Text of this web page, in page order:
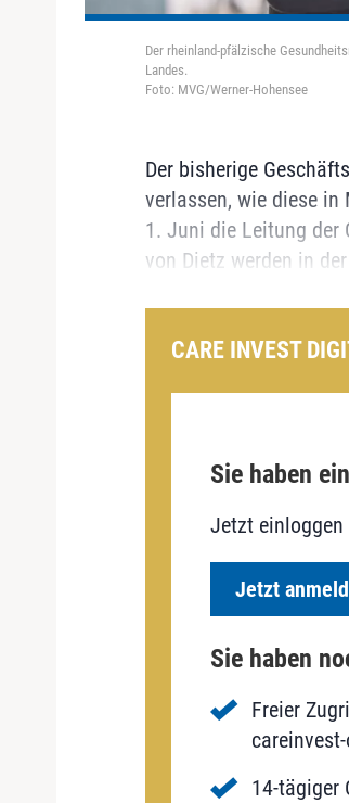
Der rheinland-pfälzische
Landes.
Foto: MVG/Werner-Hohensee
Der bisherige
verlassen, wie diese
1. Juni die Leitung der
von Dietz werden in
CARE INVEST
Sie haben
Jetzt
Jetzt
Sie haben
Freier
14-tägiger